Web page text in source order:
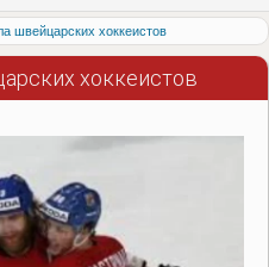
швейцарских хоккеистов
хоккеистов